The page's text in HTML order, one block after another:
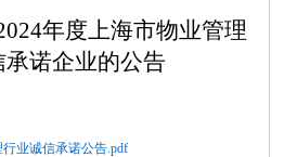
年度上海市物业管理
承诺企业的公告
业诚信承诺公告.pdf